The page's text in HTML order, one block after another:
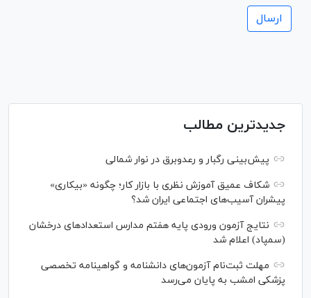
جدیدترین مطالب
پیش‌بینی رگبار و رعدوبرق در نوار شمالی
شکاف عمیق آموزش نظری با بازار کار؛ چگونه «بیکاری»
پیشران آسیب‌های اجتماعی ایران شد؟
نتایج آزمون ورودی پایه هفتم مدارس استعدادهای درخشان
(سمپاد) اعلام شد
مهلت ثبت‌نام آزمون‌های دانشنامه و گواهینامه تخصصی
پزشکی امشب به پایان می‌رسد